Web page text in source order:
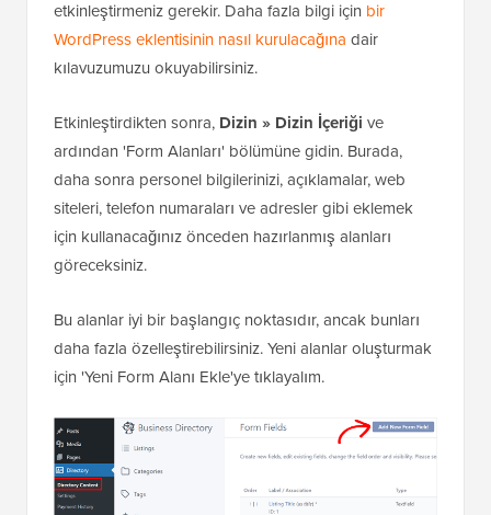
etkinleştirmeniz gerekir. Daha fazla bilgi için bir
WordPress eklentisinin nasıl kurulacağına dair
kılavuzumuzu okuyabilirsiniz.
Etkinleştirdikten sonra, Dizin » Dizin İçeriği ve
ardından 'Form Alanları' bölümüne gidin. Burada,
daha sonra personel bilgilerinizi, açıklamalar, web
siteleri, telefon numaraları ve adresler gibi eklemek
için kullanacağınız önceden hazırlanmış alanları
göreceksiniz.
Bu alanlar iyi bir başlangıç noktasıdır, ancak bunları
daha fazla özelleştirebilirsiniz. Yeni alanlar oluşturmak
için 'Yeni Form Alanı Ekle'ye tıklayalım.